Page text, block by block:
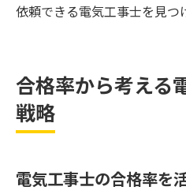
依頼できる電気工事士を見つ
合格率から考える
戦略
電気工事士の合格率を